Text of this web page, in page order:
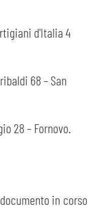
d'Italia 4
68 – San
28 – Fornovo.
in corso